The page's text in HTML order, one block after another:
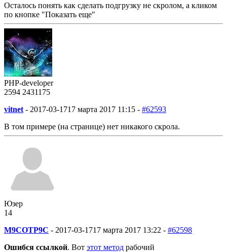
Осталось понять как сделать подгрузку не скролом, а кликом
по кнопке "Показать еще"
PHP-developer
2594 2431175
vitnet - 2017-03-1717 марта 2017 11:15 - #62593
В том примере (на странице) нет никакого скрола.
Юзер
14
M9COTP9C - 2017-03-1717 марта 2017 13:22 - #62598
Ошибся ссылкой. Вот этот метод рабочий